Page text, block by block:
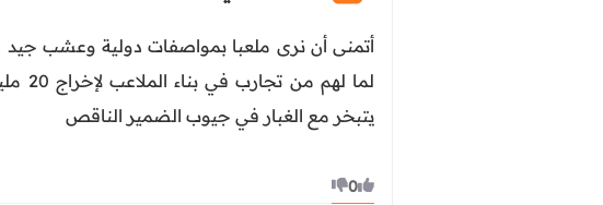
أتمنى أن نرى ملعبا بمواصفات دولية وعشب جيد
لما
يتبخر مع الغبار في جيوب الضمير الناقص
0